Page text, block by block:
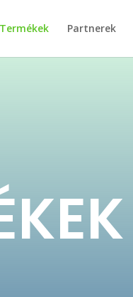
Termékek Partnerek